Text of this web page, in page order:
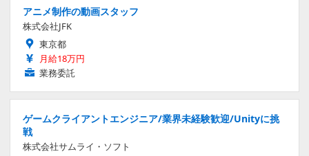
アニメ制作の動画スタッフ
株式会社JFK
東京都
月給18万円
業務委託
ゲームクライアントエンジニア/業界未経験歓迎/Unityに挑
戦
株式会社サムライ・ソフト